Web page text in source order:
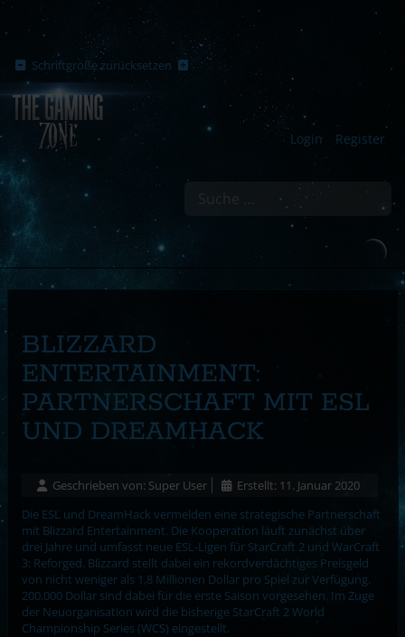
Schriftgröße zurücksetzen
Login Register
Suchen
BLIZZARD
ENTERTAINMENT:
PARTNERSCHAFT MIT ESL
UND DREAMHACK
Geschrieben von: Super User
Erstellt: 11. Januar 2020
Die ESL und DreamHack vermelden eine strategische Partnerschaft
mit Blizzard Entertainment. Die Kooperation läuft zunächst über
drei Jahre und umfasst neue ESL-Ligen für StarCraft 2 und WarCraft
3: Reforged. Blizzard stellt dabei ein rekordverdächtiges Preisgeld
von nicht weniger als 1,8 Millionen Dollar pro Spiel zur Verfügung.
200.000 Dollar sind dabei für die erste Saison vorgesehen. Im Zuge
der Neuorganisation wird die bisherige StarCraft 2 World
Championship Series (WCS) eingestellt.